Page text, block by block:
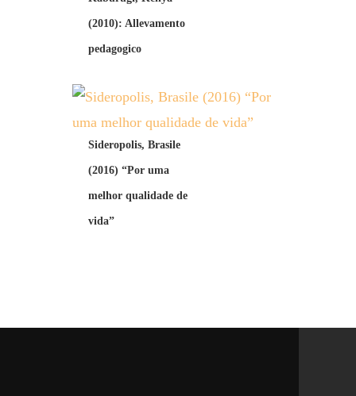
(2010): Allevamento
pedagogico
Sideropolis, Brasile
(2016) “Por uma
melhor qualidade de
vida”